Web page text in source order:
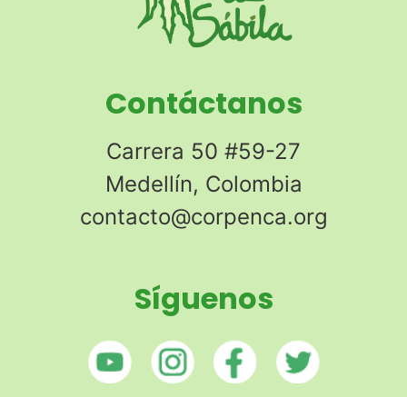
Contáctanos
Carrera 50 #59-27
Medellín, Colombia
contacto@corpenca.org
Síguenos